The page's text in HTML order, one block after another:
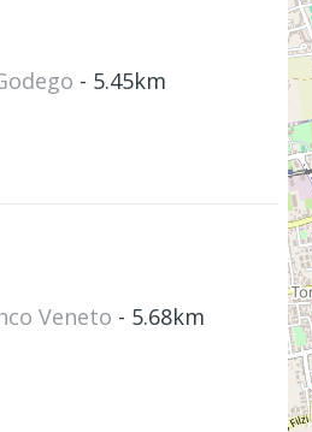
- 5.45km
Veneto - 5.68km